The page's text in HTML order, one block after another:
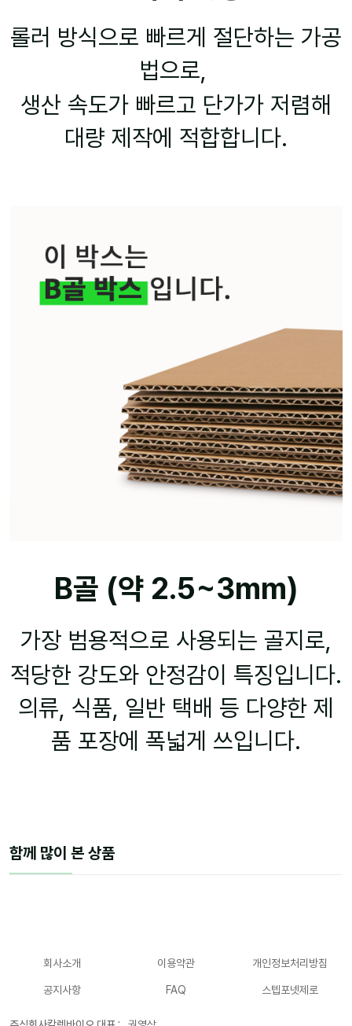
롤러 방식으로 빠르게 절단하는 가공
법으로,
생산 속도가 빠르고 단가가 저렴해
대량 제작에 적합합니다.
B골 (약 2.5~3mm)
가장 범용적으로 사용되는 골지로,
적당한 강도와 안정감이 특징입니다.
의류, 식품, 일반 택배 등 다양한 제
품 포장에 폭넓게 쓰입니다.
함께 많이 본 상품
회사소개 이용약관 개인정보처리방침
공지사항 FAQ 스텝포넷제로